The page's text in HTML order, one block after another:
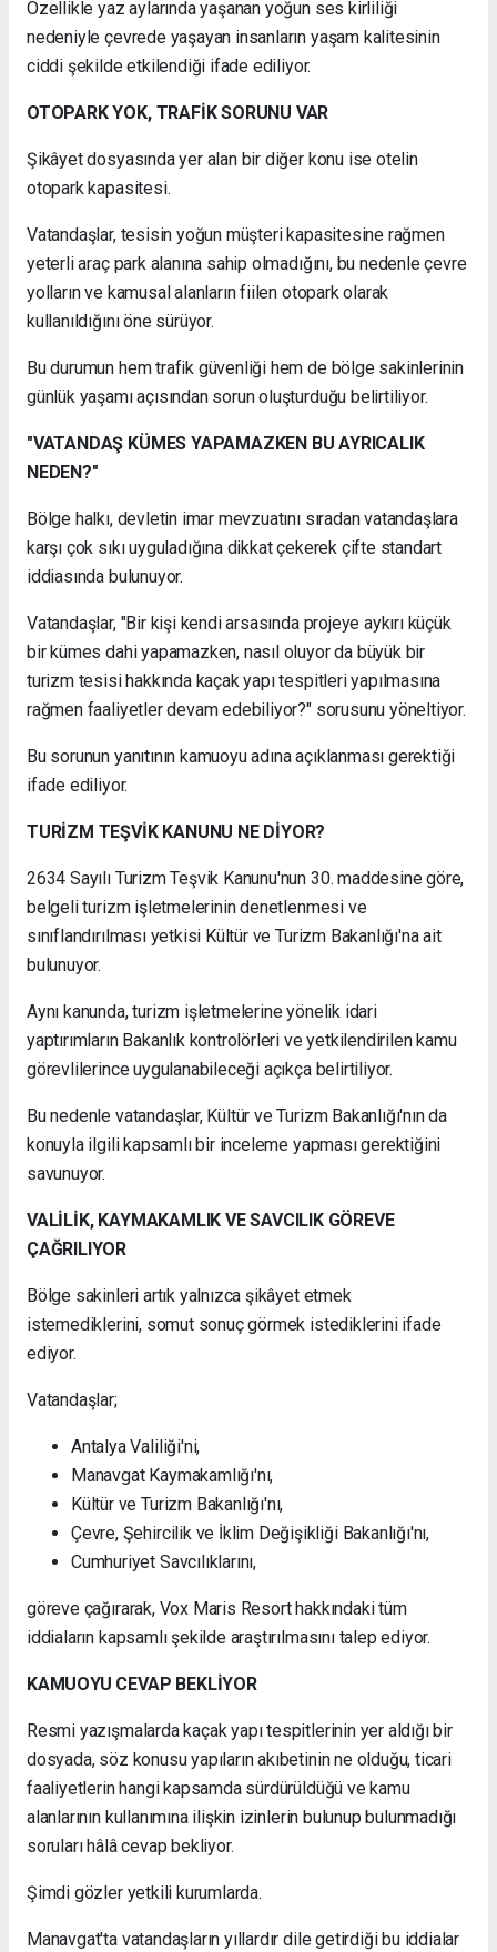
Özellikle yaz aylarında yaşanan yoğun ses kirliliği
nedeniyle çevrede yaşayan insanların yaşam kalitesinin
ciddi şekilde etkilendiği ifade ediliyor.
OTOPARK YOK, TRAFİK SORUNU VAR
Şikâyet dosyasında yer alan bir diğer konu ise otelin
otopark kapasitesi.
Vatandaşlar, tesisin yoğun müşteri kapasitesine rağmen
yeterli araç park alanına sahip olmadığını, bu nedenle çevre
yolların ve kamusal alanların fiilen otopark olarak
kullanıldığını öne sürüyor.
Bu durumun hem trafik güvenliği hem de bölge sakinlerinin
günlük yaşamı açısından sorun oluşturduğu belirtiliyor.
"VATANDAŞ KÜMES YAPAMAZKEN BU AYRICALIK
NEDEN?"
Bölge halkı, devletin imar mevzuatını sıradan vatandaşlara
karşı çok sıkı uyguladığına dikkat çekerek çifte standart
iddiasında bulunuyor.
Vatandaşlar, "Bir kişi kendi arsasında projeye aykırı küçük
bir kümes dahi yapamazken, nasıl oluyor da büyük bir
turizm tesisi hakkında kaçak yapı tespitleri yapılmasına
rağmen faaliyetler devam edebiliyor?" sorusunu yöneltiyor.
Bu sorunun yanıtının kamuoyu adına açıklanması gerektiği
ifade ediliyor.
TURİZM TEŞVİK KANUNU NE DİYOR?
2634 Sayılı Turizm Teşvik Kanunu'nun 30. maddesine göre,
belgeli turizm işletmelerinin denetlenmesi ve
sınıflandırılması yetkisi Kültür ve Turizm Bakanlığı'na ait
bulunuyor.
Aynı kanunda, turizm işletmelerine yönelik idari
yaptırımların Bakanlık kontrolörleri ve yetkilendirilen kamu
görevlilerince uygulanabileceği açıkça belirtiliyor.
Bu nedenle vatandaşlar, Kültür ve Turizm Bakanlığı'nın da
konuyla ilgili kapsamlı bir inceleme yapması gerektiğini
savunuyor.
VALİLİK, KAYMAKAMLIK VE SAVCILIK GÖREVE
ÇAĞRILIYOR
Bölge sakinleri artık yalnızca şikâyet etmek
istemediklerini, somut sonuç görmek istediklerini ifade
ediyor.
Vatandaşlar;
Antalya Valiliği'ni,
Manavgat Kaymakamlığı'nı,
Kültür ve Turizm Bakanlığı'nı,
Çevre, Şehircilik ve İklim Değişikliği Bakanlığı'nı,
Cumhuriyet Savcılıklarını,
göreve çağırarak, Vox Maris Resort hakkındaki tüm
iddiaların kapsamlı şekilde araştırılmasını talep ediyor.
KAMUOYU CEVAP BEKLİYOR
Resmi yazışmalarda kaçak yapı tespitlerinin yer aldığı bir
dosyada, söz konusu yapıların akıbetinin ne olduğu, ticari
faaliyetlerin hangi kapsamda sürdürüldüğü ve kamu
alanlarının kullanımına ilişkin izinlerin bulunup bulunmadığı
soruları hâlâ cevap bekliyor.
Şimdi gözler yetkili kurumlarda.
Manavgat'ta vatandaşların yıllardır dile getirdiği bu iddialar